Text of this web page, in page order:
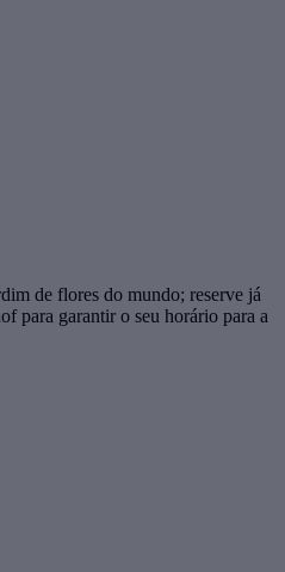
de flores do mundo; reserve já
para garantir o seu horário para a